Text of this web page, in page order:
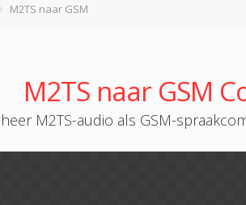
M2TS naar GSM
M2TS naar GSM
M2TS-audio als GSM-